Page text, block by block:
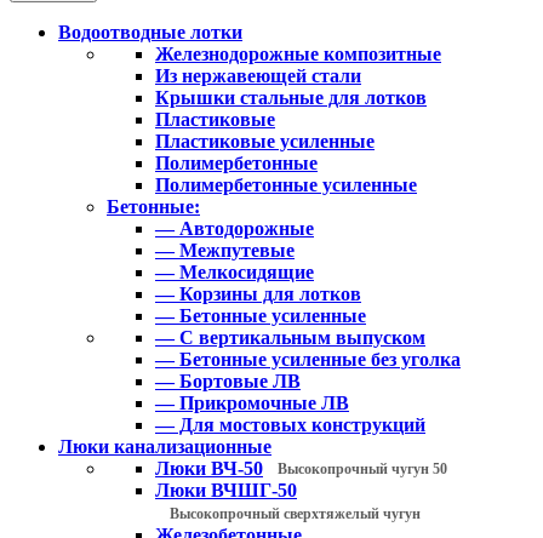
Водоотводные лотки
Железнодорожные композитные
Из нержавеющей стали
Крышки стальные для лотков
Пластиковые
Пластиковые усиленные
Полимербетонные
Полимербетонные усиленные
Бетонные:
— Автодорожные
— Межпутевые
— Мелкосидящие
— Корзины для лотков
— Бетонные усиленные
— С вертикальным выпуском
— Бетонные усиленные без уголка
— Бортовые ЛВ
— Прикромочные ЛВ
— Для мостовых конструкций
Люки канализационные
Люки ВЧ-50
Высокопрочный чугун 50
Люки ВЧШГ-50
Высокопрочный сверхтяжелый чугун